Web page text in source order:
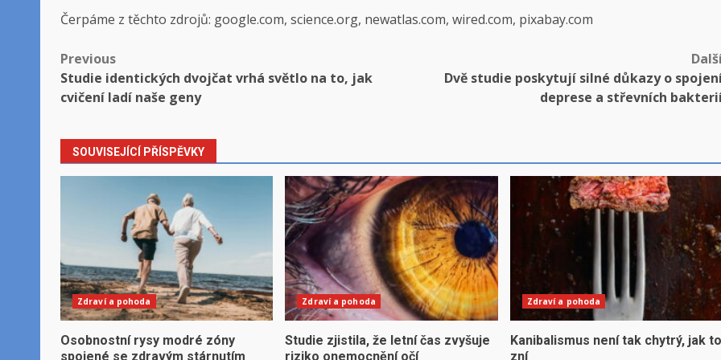
Čerpáme z těchto zdrojů: google.com, science.org, newatlas.com, wired.com, pixabay.com
Post
navigation
Previous
Studie identických dvojčat vrhá světlo na to, jak
cvičení ladí naše geny
Dvě studie poskytují silné důkazy o
deprese a střevních
SOUVISEJÍCÍ PŘÍSPĚVKY
Zdraví a pohoda
Osobnostní rysy modré zóny
spojené se zdravým stárnutím
Zdraví a pohoda
Studie zjistila, že letní čas zvyšuje
riziko onemocnění očí
Zdraví a pohoda
Kanibalismus není tak chytrý, jak to
zní